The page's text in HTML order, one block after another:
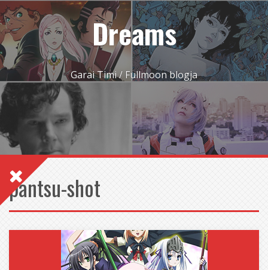
Dreams
Garai Timi / Fullmoon blogja
pantsu-shot